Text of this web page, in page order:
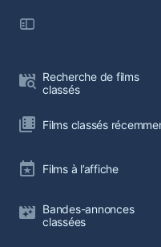
Recherche de films
classés
Films classés
Films à l’affiche
Bandes-annonces
classées